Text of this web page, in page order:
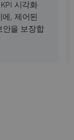
시각화
, 제어된
안을 보장합